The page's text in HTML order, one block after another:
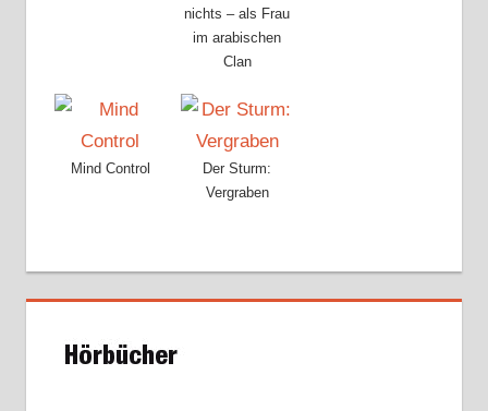
nichts – als Frau
im arabischen
Clan
Mind Control
Der Sturm:
Vergraben